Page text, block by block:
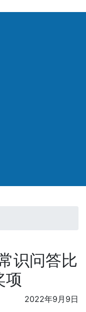
识问答比
项
2022年9月9日